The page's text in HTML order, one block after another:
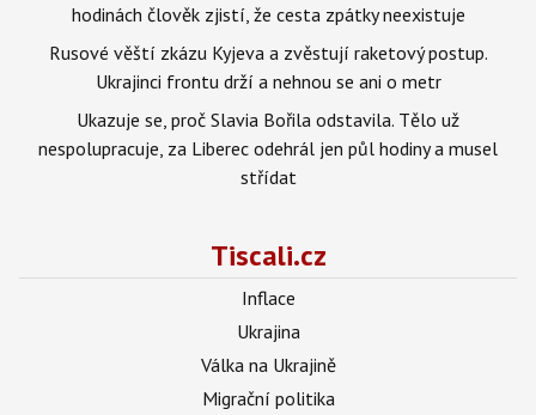
hodinách člověk zjistí, že cesta zpátky neexistuje
Rusové věští zkázu Kyjeva a zvěstují raketový postup.
Ukrajinci frontu drží a nehnou se ani o metr
Ukazuje se, proč Slavia Bořila odstavila. Tělo už
nespolupracuje, za Liberec odehrál jen půl hodiny a musel
střídat
Tiscali.cz
Inflace
Ukrajina
Válka na Ukrajině
Migrační politika